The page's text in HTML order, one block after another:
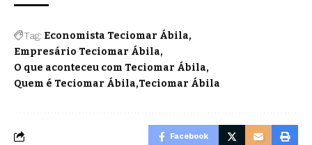
Tag: Economista Teciomar Ábila
Empresário Teciomar Ábila
O que aconteceu com Teciomar Ábila
Quem é Teciomar Ábila Teciomar Ábila
Facebook